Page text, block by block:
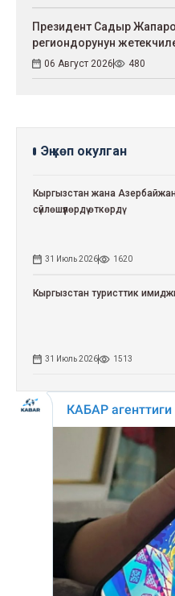
Президент Садыр
региондорунун
06 Август 2026 480
Эң көп окулган
Кыргызстан жана
сүйлөшүүлөрдү өткөрдү
31 Июль 2026 1620
Кыргызстан туристтик
31 Июль 2026 1513